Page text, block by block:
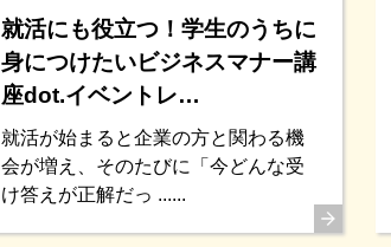
就活にも役立つ！学生のうちに
身につけたいビジネスマナー講
座dot.イベントレ…
就活が始まると企業の方と関わる機
会が増え、そのたびに「今どんな受
け答えが正解だっ ......